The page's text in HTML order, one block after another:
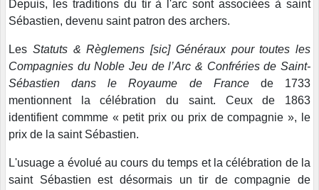
Depuis, les traditions du tir à l'arc sont associées à saint
Sébastien, devenu saint patron des archers.
Les Statuts & Règlemens [sic] Généraux pour toutes les
Compagnies du Noble Jeu de l’Arc & Confréries de Saint-
Sébastien dans le Royaume de Francede 1733
mentionnent la célébration du saint. Ceux de 1863
identifient commme « petit prix ou prix de compagnie », le
prix de la saint Sébastien.
L'usuage a évolué au cours du temps et la célébration de la
saint Sébastien est désormais un tir de compagnie de